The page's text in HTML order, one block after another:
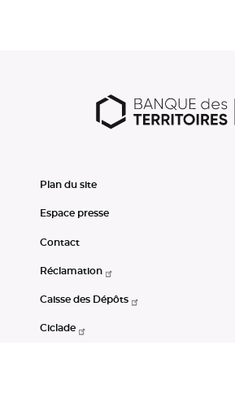
Plan du site
Espace presse
Contact
Réclamation
Caisse des Dépôts
Ciclade